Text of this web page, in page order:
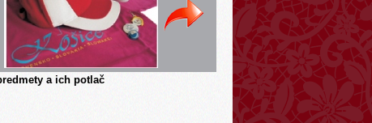
a ich potlač